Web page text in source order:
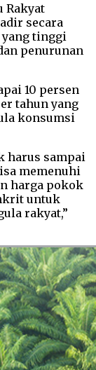
Rakyat
secara
tinggi
penurunan
10 persen
tahun yang
konsumsi
harus sampai
memenuhi
harga pokok
untuk
rakyat,”